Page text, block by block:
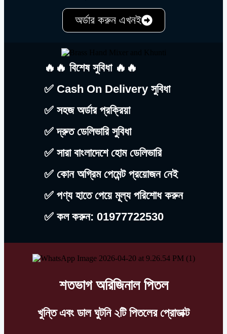
অর্ডার করুন এখনই
🔥🔥 বিশেষ সুবিধা 🔥🔥
✅ Cash On Delivery সুবিধা
✅ সহজ অর্ডার প্রক্রিয়া
✅ দ্রুত ডেলিভারি সুবিধা
✅ সারা বাংলাদেশে হোম ডেলিভারি
✅ কোন অগ্রিম পেমেন্ট প্রয়োজন নেই
✅ পণ্য হাতে পেয়ে মূল্য পরিশোধ করুন
✅ কল করুন: 01977722530
শতভাগ অরিজিনাল পিতল
খুন্তি এবং ডাল ঘুটনি ২টি পিতলের প্রোডাক্ট